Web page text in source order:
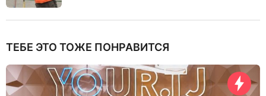
ТЕБЕ ЭТО ТОЖЕ ПОНРАВИТСЯ